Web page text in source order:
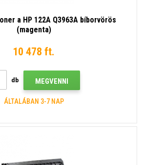
a HP 122A Q3963A bíborvörös
(magenta)
10 478 ft.
db MEGVENNI
ÁLTALÁBAN 3-7 NAP